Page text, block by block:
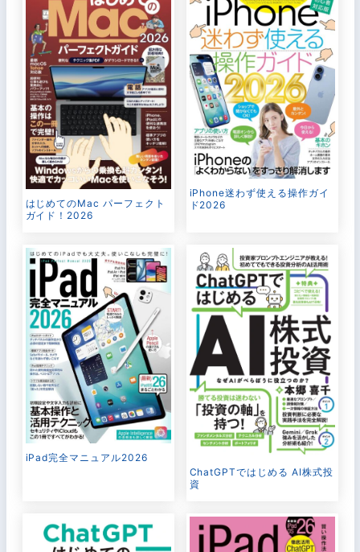
はじめてのMac パーフェクト
ガイド！2026
iPhone迷わず使える操作ガイ
ド2026
iPad完全マニュアル2026
ChatGPTではじめる AI株式投
資